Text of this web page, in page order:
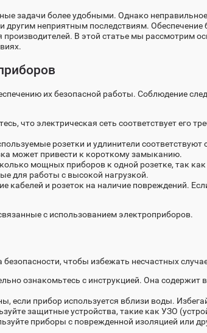
задачи более удобными. Однако
неприятным последствиям. Обеспечение
В этой статье мы рассмотрим
их безопасной работы. Соблюдение
что электрическая сеть соответствует его
розетки и удлинители соответствуют
может привести к короткому замыканию.
мощных приборов к одной розетке, так
для работы с высокой нагрузкой.
кабелей и розеток на наличие повреждений.
с использованием электроприборов.
чтобы избежать несчастных
ознакомьтесь с инструкцией. Она содержит
если прибор используется вблизи воды.
защитные устройства, такие как УЗО
приборы с поврежденной изоляцией или